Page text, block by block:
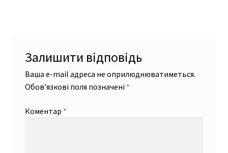
Залишити відповідь
Ваша e-mail адреса не оприлюднюватиметься.
Обов’язкові поля позначені *
Коментар *